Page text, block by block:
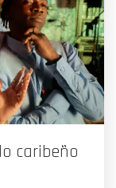
caribeño